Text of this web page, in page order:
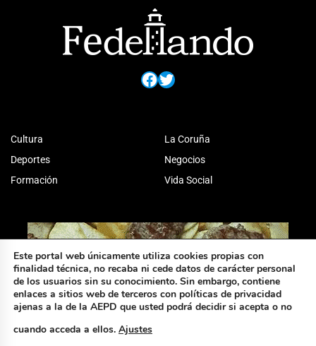
Facebook
Twitter
Cultura
Deportes
Formación
La Coruña
Negocios
Vida Social
Este portal web únicamente utiliza cookies propias con
finalidad técnica, no recaba ni cede datos de carácter personal
de los usuarios sin su conocimiento. Sin embargo, contiene
enlaces a sitios web de terceros con políticas de privacidad
ajenas a la de la AEPD que usted podrá decidir si acepta o no
cuando acceda a ellos. Ajustes